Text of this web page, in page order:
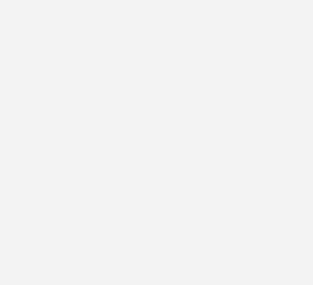
Problem mit dem
erhalten Sie regelmäßig von uns
und Neuigkeiten, gebündelt und